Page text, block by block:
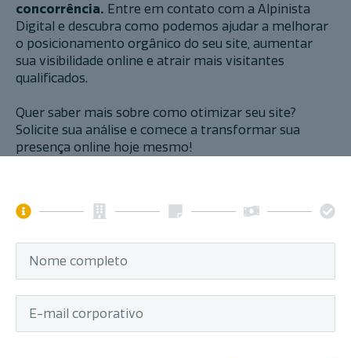
concorrência. Entre em contato com a Alpinista
Digital e descubra como podemos ajudar a melhorar
o posicionamento orgânico do seu site, aumentar
sua visibilidade online e atrair mais visitantes
qualificados.
Quer saber mais sobre como otimizar seu site?
Solicite sua análise e comece a transformar sua
presença online hoje mesmo!